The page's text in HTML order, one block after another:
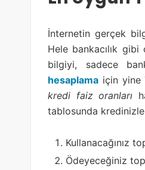
İnternetin gerçek
Hele bankacılık
bilgiyi, sadece
hesaplama için yine
kredi faiz oranları
tablosunda kredinizle
Kullanacağınız
Ödeyeceğiniz